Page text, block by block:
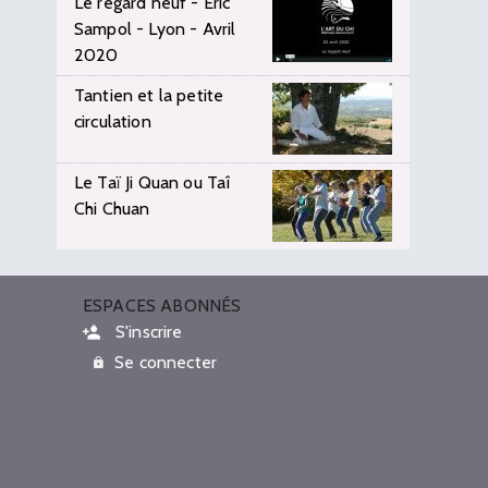
Sampol - Lyon - Avril
2020
Tantien et la petite
circulation
Le Taï Ji Quan ou Taî
Chi Chuan
ESPACES ABONNÉS
S'inscrire
Se connecter